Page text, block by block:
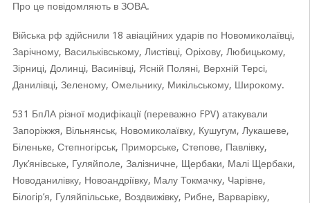
Про це повідомляють в ЗОВА.
Війська рф здійснили 18 авіаційних ударів по Новомиколаївці,
Зарічному, Васильківському, Листівці, Оріхову, Любицькому,
Зірниці, Долинці, Васинівці, Ясній Поляні, Верхній Терсі,
Данилівці, Зеленому, Омельнику, Микільському, Широкому.
531 БпЛА різної модифікації (переважно FPV) атакували
Запоріжжя, Вільнянськ, Новомиколаївку, Кушугум, Лукашеве,
Біленьке, Степногірськ, Приморське, Степове, Павлівку,
Лук’янівське, Гуляйполе, Залізничне, Щербаки, Малі Щербаки,
Новоданилівку, Новоандріївку, Малу Токмачку, Чарівне,
Білогір’я, Гуляйпільське, Воздвижівку, Рибне, Варварівку,